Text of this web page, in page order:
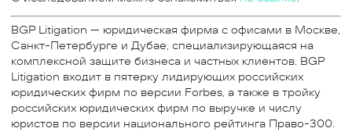
BGP Litigation — юридическая фирма с офисами в Москве,
Санкт-Петербурге и Дубае, специализирующаяся на
комплексной защите бизнеса и частных клиентов. BGP
Litigation входит в пятерку лидирующих российских
юридических фирм по версии Forbes, а также в тройку
российских юридических фирм по выручке и числу
юристов по версии национального рейтинга Право-300.